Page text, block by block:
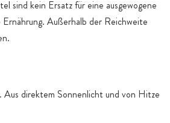
sind kein Ersatz für eine ausgewogene
Ernährung. Außerhalb der Reichweite
Aus direktem Sonnenlicht und von Hitze